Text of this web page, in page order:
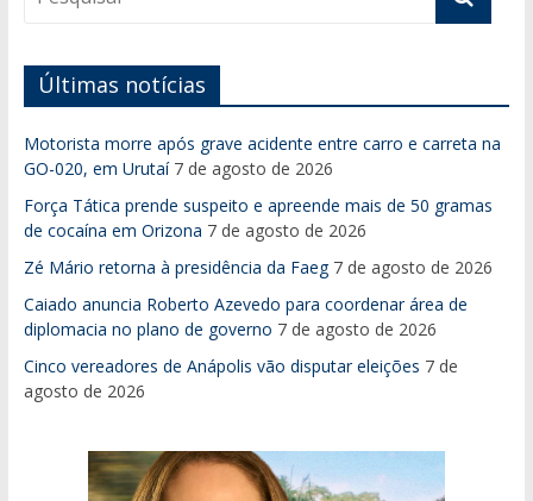
Últimas notícias
Motorista morre após grave acidente entre carro e carreta na
GO-020, em Urutaí 7 de agosto de 2026
Força Tática prende suspeito e apreende mais de 50 gramas
de cocaína em Orizona 7 de agosto de 2026
Zé Mário retorna à presidência da Faeg 7 de agosto de 2026
Caiado anuncia Roberto Azevedo para coordenar área de
diplomacia no plano de governo 7 de agosto de 2026
Cinco vereadores de Anápolis vão disputar eleições 7 de
agosto de 2026